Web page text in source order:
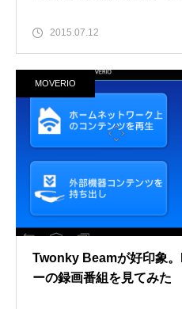
2015.07.12
MOVERIO
Twonky Beamが好印象
ーの録画番組を見てみた